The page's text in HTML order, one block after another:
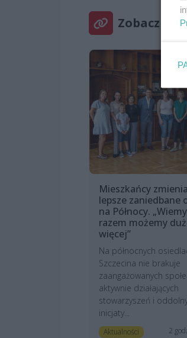
Zobacz też
Mieszkańcy
lepsze zaniedbane
na Północy.
razem możemy
więcej”
Na północnych
Szczecina nie brakuje
zaangażowanych
aktywnie działających
stowarzyszeń i
inicjaty...
Aktualności 2